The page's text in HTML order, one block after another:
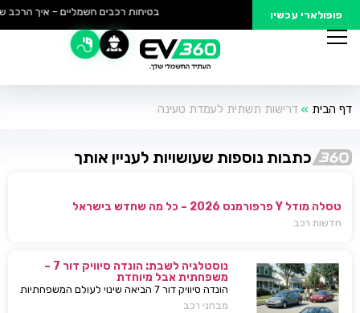
פופולארי עכשיו בטיחות רכבים חשמליים – איך הרכב
דף הבית » דרישות תשתית לעמדת טעינה
כתבות נוספות שעושויות לעניין אותך
טסלה מודל Y פרפורמנס 2026 – כל מה שחדש בישראל
חדשות רכב
נוסטלגיה לשבת: הונדה סיוויק דור 7 –
משפחתית אבל מיוחדת
הונדה סיוויק דור 7 הביאה שינוי לעולם המשפחתיות
בישראל — כל מה שחשוב לדעת, מפרטים ועד
מבחני רכב